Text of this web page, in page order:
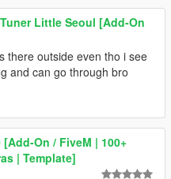
Little Seoul [Add-On
there outside even tho i see
and can go through bro
[Add-On / FiveM | 100+
| Template]